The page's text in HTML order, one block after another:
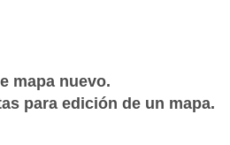
mapa nuevo.
para edición de un mapa.